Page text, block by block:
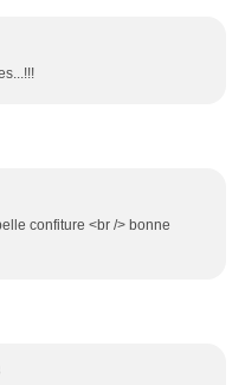
confiture <br /> bonne